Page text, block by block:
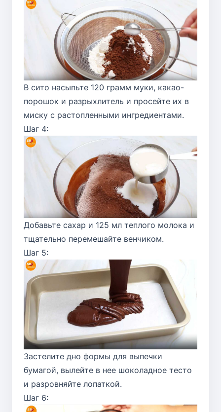
В сито насыпьте 120 грамм муки, какао-
порошок и разрыхлитель и просейте их в
миску с растопленными ингредиентами.
Шаг 4:
Добавьте сахар и 125 мл теплого молока и
тщательно перемешайте венчиком.
Шаг 5:
Застелите дно формы для выпечки
бумагой, вылейте в нее шоколадное тесто
и разровняйте лопаткой.
Шаг 6: